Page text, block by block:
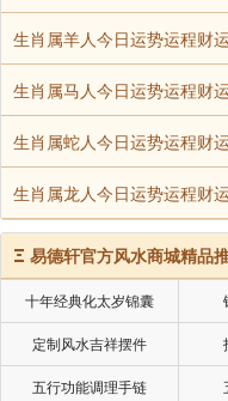
生肖属羊人今日运势运程财
生肖属马人今日运势运程财
生肖属蛇人今日运势运程财
生肖属龙人今日运势运程财
Ξ 易德轩官方风水商城精品
十年经典化太岁锦囊
定制风水吉祥摆件
五行功能调理手链